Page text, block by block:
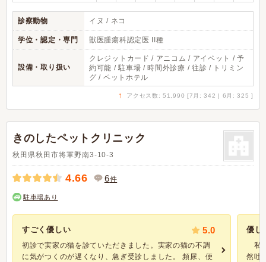
診察動物 イヌ / ネコ
学位・認定・専門 獣医腫瘍科認定医 II種
設備・取り扱い
クレジットカード / アニコム / アイペット / 予
約可能 / 駐車場 / 時間外診療 / 往診 / トリミン
グ / ペットホテル
↑ アクセス数: 51,990 [7月: 342 | 6月: 325 ]
きのしたペットクリニック
秋田県秋田市将軍野南3-10-3
4.66 6件
駐車場あり
すごく優しい 5.0
初診で実家の猫を診ていただきました。実家の猫の不調
に気がつくのが遅くなり、急ぎ受診しました。 頻尿、便
優し
私
然吐